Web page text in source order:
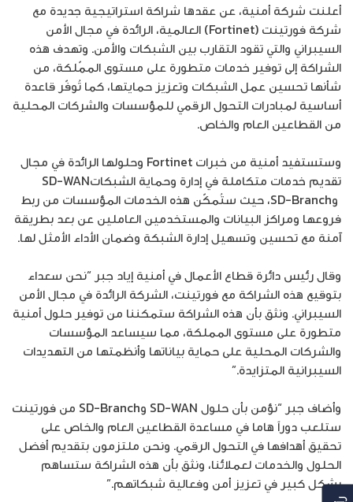
أعلنت شركة أمنية، عن عقدها شراكة استراتيجية جديدة مع
شركة فورتينت (Fortinet) العالمية، الرائدة في مجال الأمن
السيبراني والتي تقود التقارب بين الشبكات والأمن. وتهدف هذه
الشراكة إلى توفير خدمات متطورة على مستوى الممّلكة، من
شأنها تحسين عمل الشبكات وتعزيز حمايتها، كما تُوفّر قاعدة
أساسية لمبادرات التحول الرقمي للمؤسسات والشركات المحلية
من القطاعين العام والخاص.
وستستفيد أمنية من خبرات Fortinet وحلولها الرائدة في مجال
تقديم خدمات متكاملة في إدارة وحماية الشبكاتSD-WAN
وSD-Branch، حيث ستُمكّن هذه الخدمات المؤسسات من ربط
فروعها ومراكز البيانات والمستخدمين العاملين عن بعد بطريقة
آمنة مع تحسين وتسهيل إدارة الشبكة وضمان الأداء الأمثل لها.
وقال رئيس دائرة قطاع الأعمال في أمنية إياد جبر “نحن سعداء
بتوقيع هذه الشراكة مع فورتينت، الشركة الرائدة في مجال الأمن
السيبراني. ونثق بأن هذه الشراكة ستمكننا من توفير حلول أمنية
متطورة على مستوى المملكة، مما سيساعد المؤسسات
والشركات المحلية على حماية بياناتها وأنظمتها من التهديدات
السيبرانية المتزايدة.”
وأضاف جبر “نؤمن بأن حلول SD-WAN وSD-Branch من فورتينت
ستلعب دوراً هاما في مساعدة القطاعين العام والخاص على
تحقيق أهدافها في التحول الرقمي. ونحن ملتزمون بتقديم أفضل
الحلول والخدمات لعملائنا، ونثق بأن هذه الشراكة ستساهم
بشكل كبير في تعزيز أمن وفعالية شبكاتهم.”